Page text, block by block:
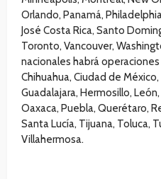
Orlando, Panamá,
José Costa Rica, Santo
Toronto, Vancouver,
nacionales habrá
Chihuahua, Ciudad de
Guadalajara, Hermosillo,
Oaxaca, Puebla, Querétaro,
Santa Lucía, Tijuana, Toluca,
Villahermosa.